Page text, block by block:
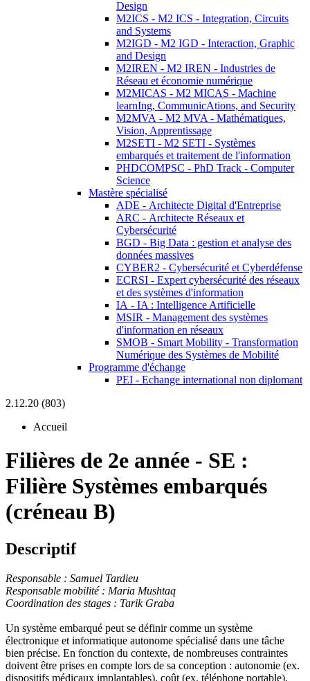
Design
M2ICS - M2 ICS - Integration, Circuits
and Systems
M2IGD - M2 IGD - Interaction, Graphic
and Design
M2IREN - M2 IREN - Industries de
Réseau et économie numérique
M2MICAS - M2 MICAS - Machine
learnIng, CommunicAtions, and Security
M2MVA - M2 MVA - Mathématiques,
Vision, Apprentissage
M2SETI - M2 SETI - Systèmes
embarqués et traitement de l'information
PHDCOMPSC - PhD Track - Computer
Science
Mastère spécialisé
ADE - Architecte Digital d'Entreprise
ARC - Architecte Réseaux et
Cybersécurité
BGD - Big Data : gestion et analyse des
données massives
CYBER2 - Cybersécurité et Cyberdéfense
ECRSI - Expert cybersécurité des réseaux
et des systèmes d'information
IA - IA : Intelligence Artificielle
MSIR - Management des systèmes
d'information en réseaux
SMOB - Smart Mobility - Transformation
Numérique des Systèmes de Mobilité
Programme d'échange
PEI - Echange international non diplomant
2.12.20 (803)
Accueil
Filières de 2e année - SE :
Filière Systèmes embarqués
(créneau B)
Descriptif
Responsable : Samuel Tardieu
Responsable mobilité : Maria Mushtaq
Coordination des stages : Tarik Graba
Un système embarqué peut se définir comme un système
électronique et informatique autonome spécialisé dans une tâche
bien précise. En fonction du contexte, de nombreuses contraintes
doivent être prises en compte lors de sa conception : autonomie (ex.
dispositifs médicaux implantables), coût (ex. téléphone portable),